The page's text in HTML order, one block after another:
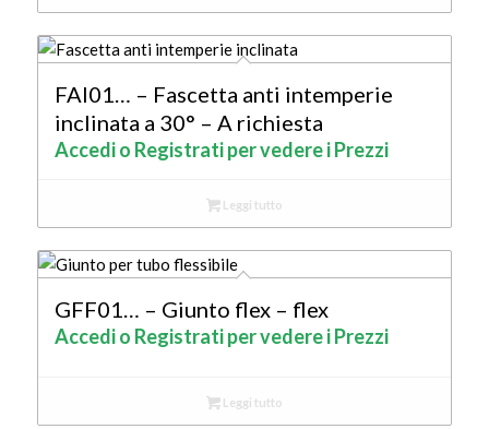
FAI01… – Fascetta anti intemperie
inclinata a 30° – A richiesta
Accedi o Registrati per vedere i Prezzi
Leggi tutto
GFF01… – Giunto flex – flex
Accedi o Registrati per vedere i Prezzi
Leggi tutto